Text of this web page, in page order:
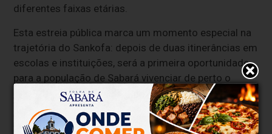
diferentes faixas etárias.
Esta estreia pública marca um momento especial na
trajetória do Sankofa: depois de duas itinerâncias em
escolas e instituições, será a primeira oportunidade
para a população de Sabará vivenciar de perto o
planetário que nasceu na cidade. Uma experiência
educativa, sensorial e acessível, feita por e para os
sabarenses.